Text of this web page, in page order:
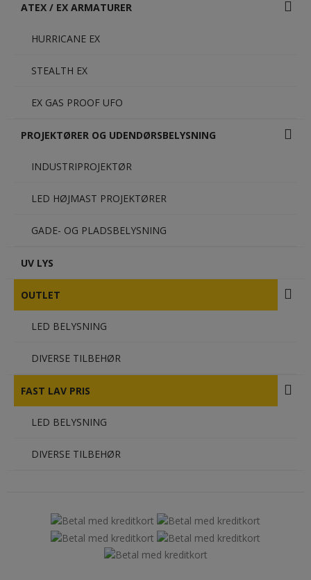
ATEX / EX ARMATURER
HURRICANE EX
STEALTH EX
EX GAS PROOF UFO
PROJEKTØRER OG UDENDØRSBELYSNING
INDUSTRIPROJEKTØR
LED HØJMAST PROJEKTØRER
GADE- OG PLADSBELYSNING
UV LYS
OUTLET
LED BELYSNING
DIVERSE TILBEHØR
FAST LAV PRIS
LED BELYSNING
DIVERSE TILBEHØR